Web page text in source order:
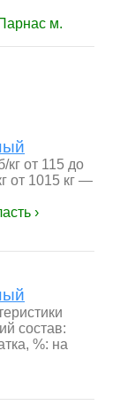
м.
от 115 до
от 1015 кг —
›
состав:
%: на